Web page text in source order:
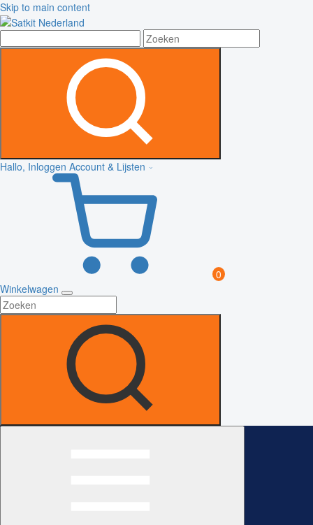
Skip to main content
Hallo, Inloggen Account & Lijsten
0
Winkelwagen